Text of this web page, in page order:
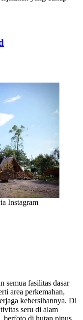
Instagram
semua fasilitas dasar
area perkemahan,
kebersihannya. Di
seru di alam